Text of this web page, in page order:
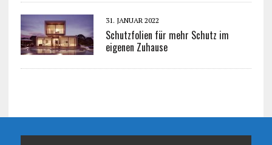
31. JANUAR 2022
Schutzfolien für mehr Schutz im
eigenen Zuhause